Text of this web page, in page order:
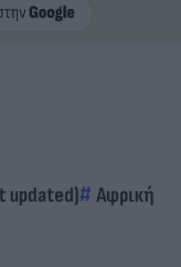
updated) Αφρική